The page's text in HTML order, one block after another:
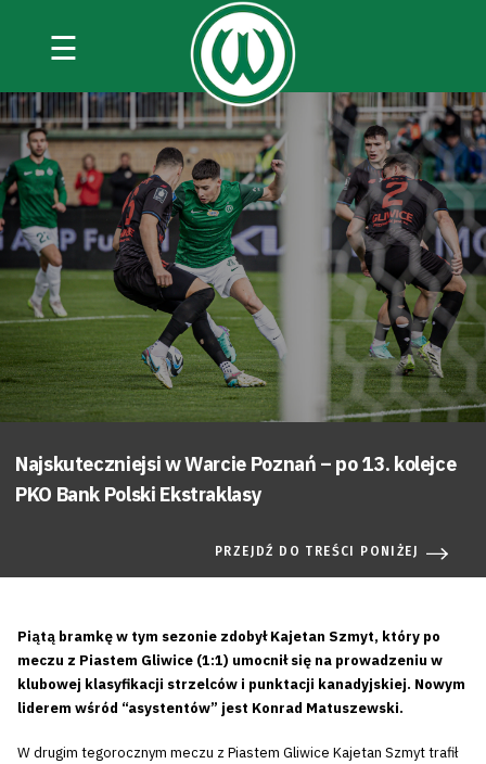
☰
Najskuteczniejsi w Warcie Poznań – po 13. kolejce
PKO Bank Polski Ekstraklasy
PRZEJDŹ DO TREŚCI PONIŻEJ
Piątą bramkę w tym sezonie zdobył Kajetan Szmyt, który po
meczu z Piastem Gliwice (1:1) umocnił się na prowadzeniu w
klubowej klasyfikacji strzelców i punktacji kanadyjskiej. Nowym
liderem wśród “asystentów” jest Konrad Matuszewski.
W drugim tegorocznym meczu z Piastem Gliwice Kajetan Szmyt trafił